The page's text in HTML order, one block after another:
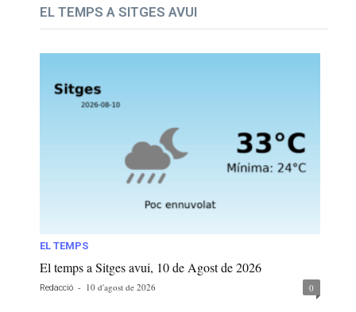
EL TEMPS A SITGES AVUI
EL TEMPS
El temps a Sitges avui, 10 de Agost de 2026
Redacció - 10 d'agost de 2026 0